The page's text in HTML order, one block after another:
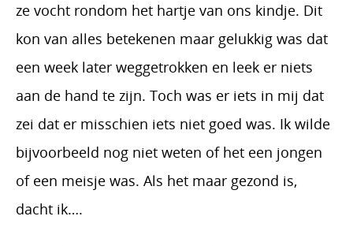
ze vocht rondom het hartje van ons kindje. Dit
kon van alles betekenen maar gelukkig was dat
een week later weggetrokken en leek er niets
aan de hand te zijn. Toch was er iets in mij dat
zei dat er misschien iets niet goed was. Ik wilde
bijvoorbeeld nog niet weten of het een jongen
of een meisje was. Als het maar gezond is,
dacht ik….